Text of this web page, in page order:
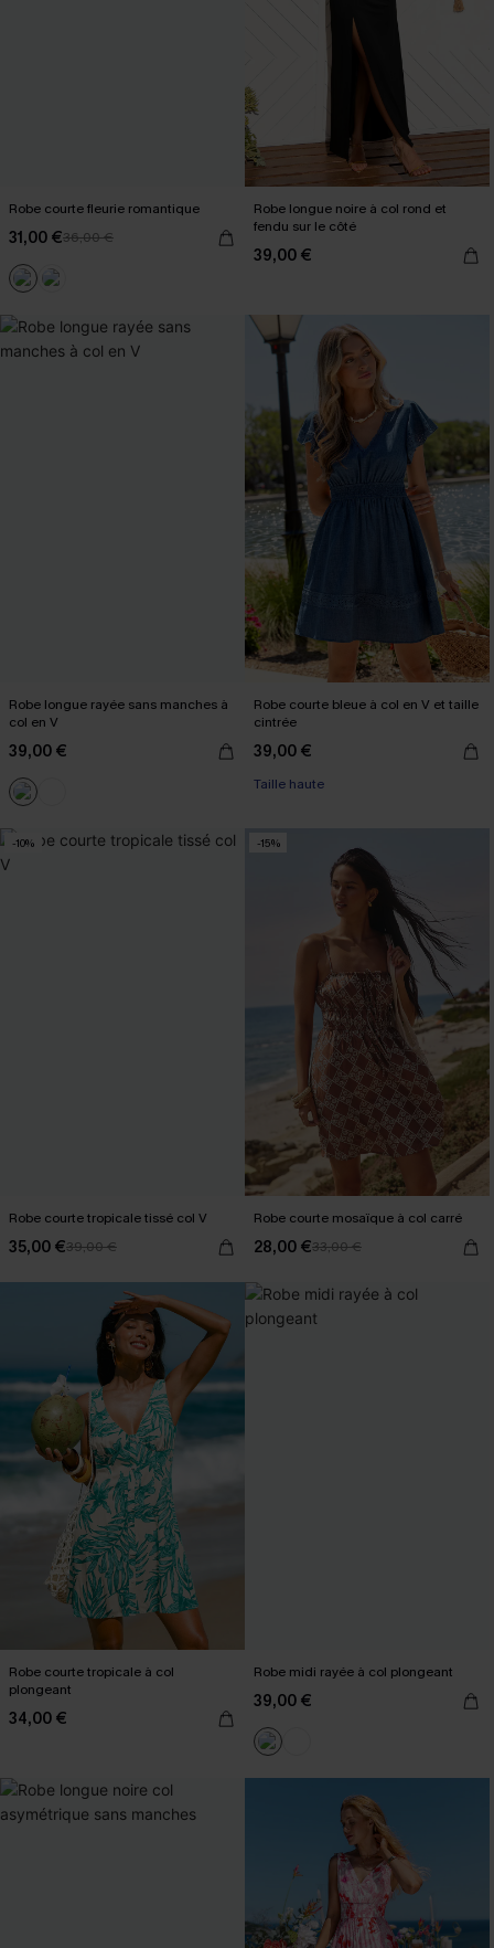
Robe courte fleurie romantique
31,00 €36,00 €
Robe longue noire à col rond et
fendu sur le côté
39,00 €
Robe longue rayée sans manches à
col en V
39,00 €
Robe courte bleue à col en V et taille
cintrée
39,00 €
Taille haute
-10%
Robe courte tropicale tissé col V
35,00 €39,00 €
-15%
Robe courte mosaïque à col carré
28,00 €33,00 €
Robe courte tropicale à col
plongeant
34,00 €
Robe midi rayée à col plongeant
39,00 €